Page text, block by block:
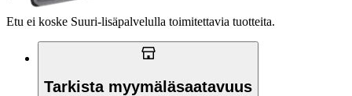
Etu ei koske Suuri‑lisäpalvelulla toimitettavia tuotteita.
Tarkista myymäläsaatavuus